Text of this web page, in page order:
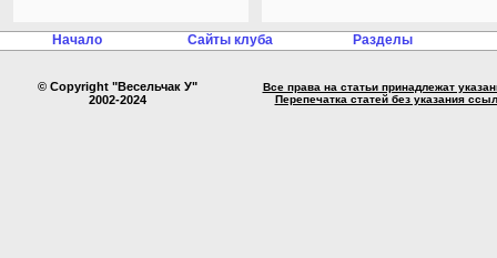
Начало Сайты клуба Разделы
© Copyright "Весельчак У"
2002-2024
Все права на статьи принадлежат
Перепечатка статей без указания